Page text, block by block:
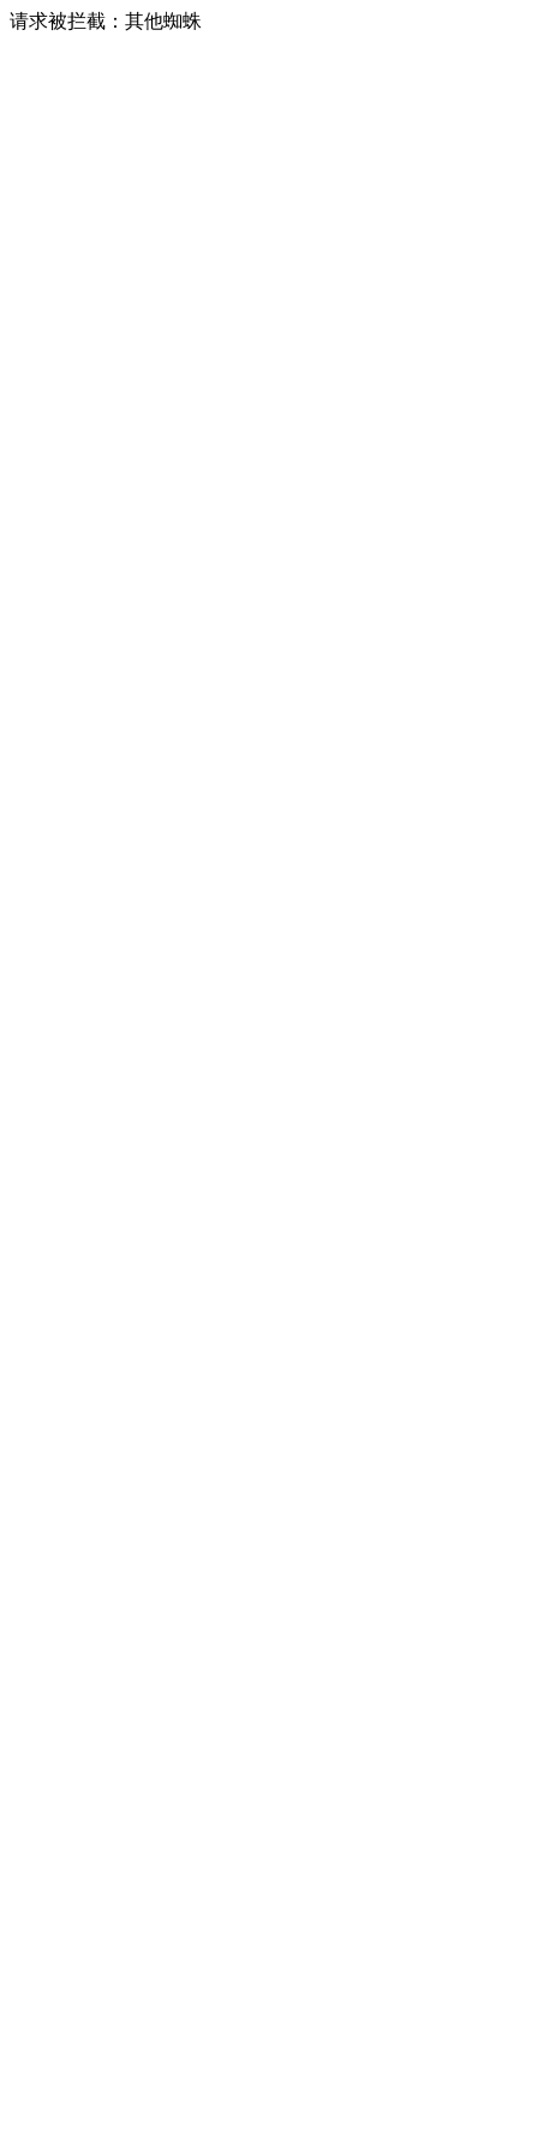
请求被拦截：其他蜘蛛